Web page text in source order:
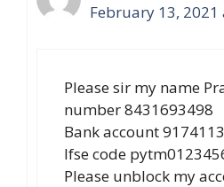
February 13, 2021
Please sir my name
number 8431693498
Bank account
Ifse code
Please unblock my